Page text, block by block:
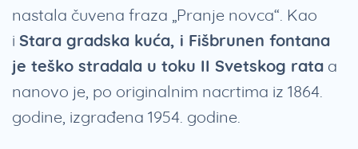
nastala čuvena fraza „Pranje novca“. Kao
i Stara gradska kuća, i Fišbrunen fontana
je teško stradala u toku II Svetskog rata a
nanovo je, po originalnim nacrtima iz 1864.
godine, izgrađena 1954. godine.